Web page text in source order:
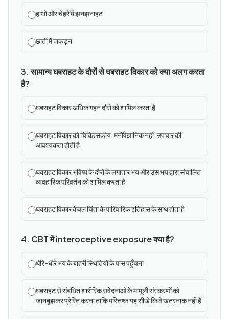
हाथों और चेहरे में झनझनाहट
छाती में जकड़न
3. सामान्य घबराहट के दौरों से घबराहट विकार को क्या अलग करता
है?
घबराहट विकार अधिक गहन दौरों को शामिल करता है
घबराहट विकार को चिकित्सकीय, मनोवैज्ञानिक नहीं, उपचार की
आवश्यकता होती है
घबराहट विकार भविष्य के दौरों के लगातार भय और उस भय द्वारा संचालित
व्यवहारिक परिवर्तन को शामिल करता है
घबराहट विकार केवल चिंता के पारिवारिक इतिहास के साथ होता है
4. CBT में interoceptive exposure क्या है?
धीरे-धीरे भय के बाहरी स्थितियों के पास पहुँचना
घबराहट से संबंधित शारीरिक संवेदनाओं के मामूली संस्करणों को
जानबूझकर प्रेरित करना ताकि मस्तिष्क यह सीखे कि वे खतरनाक नहीं हैं